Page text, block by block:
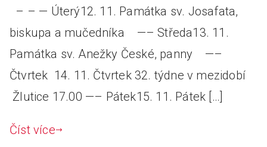
– – — Úterý12. 11. Památka sv. Josafata,
biskupa a mučedníka —– Středa13. 11.
Památka sv. Anežky České, panny —–
Čtvrtek 14. 11. Čtvrtek 32. týdne v mezidobí
Žlutice 17.00 —– Pátek15. 11. Pátek […]
Číst více